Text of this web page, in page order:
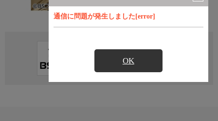
通信に問題が発生しました[error]
OK
直近の放送予定はありません